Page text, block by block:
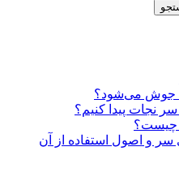
جوش می‌شود؟
نجات پیدا کنیم؟
چیست؟
و اصول استفاده از آن